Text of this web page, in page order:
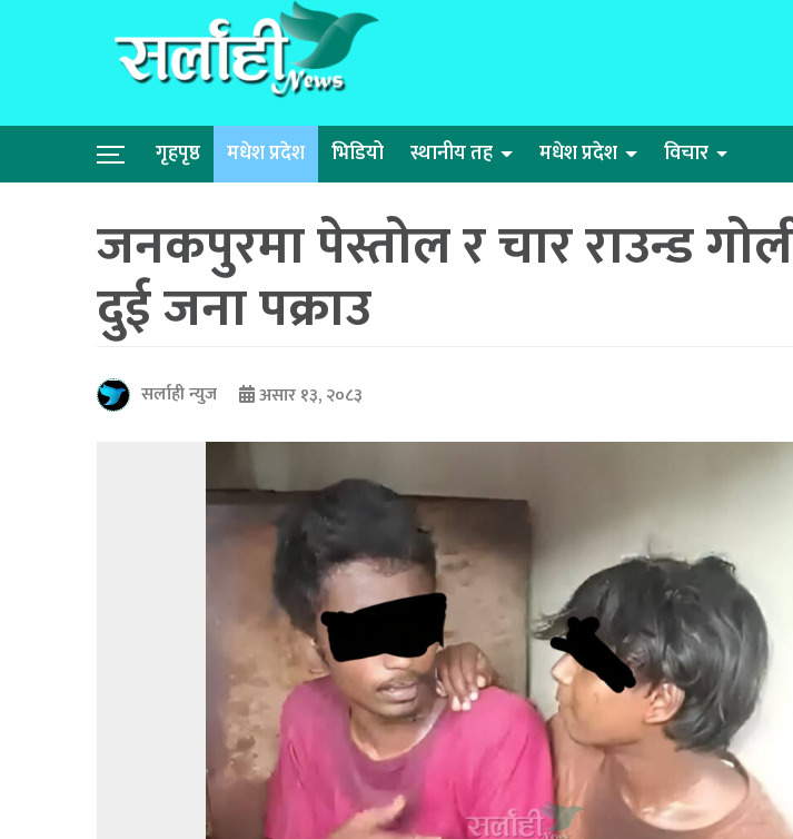
गृहपृष्ठ मधेश प्रदेश भिडियो स्थानीय तह मधेश प्रदेश विचार
जनकपुरमा पेस्तोल र चार राउन्ड
दुई जना पक्राउ
सर्लाही न्युज असार १३, २०८३